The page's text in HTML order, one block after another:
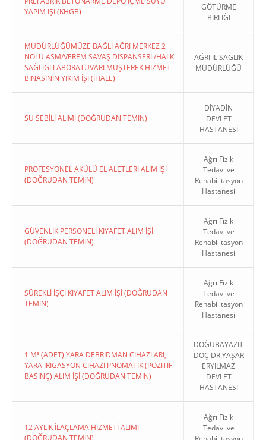
YAPIM İŞI (KHGB)
GÖTÜRME
BİRLİĞİ
MÜDÜRLÜĞÜMÜZE BAĞLI AĞRI MERKEZ 2
NOLU ASM/VEREM SAVAŞ DISPANSERI /HALK
SAĞLIĞI LABORATUVARI MÜŞTEREK HIZMET
BINASININ YIKIM İŞI (İHALE)
AĞRI İL SAĞLIK
MÜDÜRLÜĞÜ
SU SEBİLİ ALIMI (DOĞRUDAN TEMIN)
DİYADİN
DEVLET
HASTANESİ
PROFESYONEL AKÜLÜ EL ALETLERİ ALIM İŞİ
(DOĞRUDAN TEMIN)
Ağrı Fizik
Tedavi ve
Rehabilitasyon
Hastanesi
GÜVENLİK PERSONELİ KIYAFET ALIM İŞİ
(DOĞRUDAN TEMIN)
Ağrı Fizik
Tedavi ve
Rehabilitasyon
Hastanesi
SÜREKLİ İŞÇİ KIYAFET ALIM İŞİ (DOĞRUDAN
TEMIN)
Ağrı Fizik
Tedavi ve
Rehabilitasyon
Hastanesi
1 M³ (ADET) YARA DEBRİDMAN CİHAZLARI,
YARA İRİGASYON CİHAZI PNOMATİK (POZİTİF
BASINÇ) ALIM İŞİ (DOĞRUDAN TEMIN)
DOĞUBAYAZIT
DOÇ DR.YAŞAR
ERYILMAZ
DEVLET
HASTANESİ
12 AYLIK İLAÇLAMA HİZMETİ ALIMI
(DOĞRUDAN TEMIN)
Ağrı Fizik
Tedavi ve